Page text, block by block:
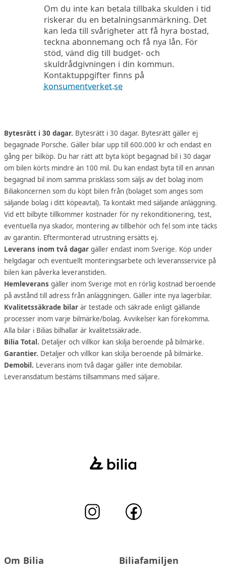
Om du inte kan betala tillbaka skulden i tid
riskerar du en betalningsanmärkning. Det
kan leda till svårigheter att få hyra bostad,
teckna abonnemang och få nya lån. För
stöd, vänd dig till budget- och
skuldrådgivningen i din kommun.
Kontaktuppgifter finns på
konsumentverket.se
Bytesrätt i 30 dagar. Bytesrätt i 30 dagar. Bytesrätt gäller ej
begagnade Porsche. Gäller bilar upp till 600.000 kr och endast en
gång per bilköp. Du har rätt att byta köpt begagnad bil i 30 dagar
om bilen körts mindre än 100 mil. Du kan endast byta till en annan
begagnad bil inom samma prisklass som säljs av det bolag inom
Biliakoncernen som du köpt bilen från (bolaget som anges som
säljande bolag i ditt köpeavtal). Ta kontakt med säljande anläggning.
Vid ett bilbyte tillkommer kostnader för ny rekonditionering, test,
eventuella nya skador, montering av tillbehör och fel som inte täcks
av garantin. Eftermonterad utrustning ersätts ej.
Leverans inom två dagar gäller endast inom Sverige. Köp under
helgdagar och eventuellt monteringsarbete och leveransservice på
bilen kan påverka leveranstiden.
Hemleverans gäller inom Sverige mot en rörlig kostnad beroende
på avstånd till adress från anläggningen. Gäller inte nya lagerbilar.
Kvalitetssäkrade bilar är testade och säkrade enligt gällande
processer inom varje bilmärke/bolag. Avvikelser kan förekomma.
Alla bilar i Bilias bilhallar är kvalitetssäkrade.
Bilia Total. Detaljer och villkor kan skilja beroende på bilmärke.
Garantier. Detaljer och villkor kan skilja beroende på bilmärke.
Demobil. Leverans inom två dagar gäller inte demobilar.
Leveransdatum bestäms tillsammans med säljare.
Om Bilia Biliafamiljen